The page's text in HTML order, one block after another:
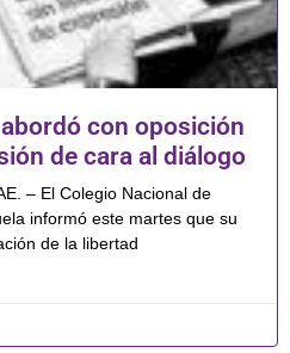
con oposición
de cara al diálogo
– El Colegio Nacional de
informó este martes que su
de la libertad